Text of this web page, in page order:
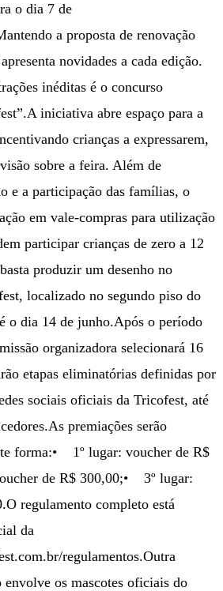
o dia 7 de
a proposta de renovação
novidades a cada edição.
inéditas é o concurso
iniciativa abre espaço para a
crianças a expressarem,
sobre a feira. Além de
e a participação das famílias, o
em vale-compras para utilização
participar crianças de zero a 12
produzir um desenho no
localizado no segundo piso do
o dia 14 de junho.Após o período
organizadora selecionará 16
etapas eliminatórias definidas por
sociais oficiais da Tricofest, até
premiações serão
forma:• 1º lugar: voucher de R$
de R$ 300,00;• 3º lugar:
regulamento completo está
da
regulamentos.Outra
envolve os mascotes oficiais do